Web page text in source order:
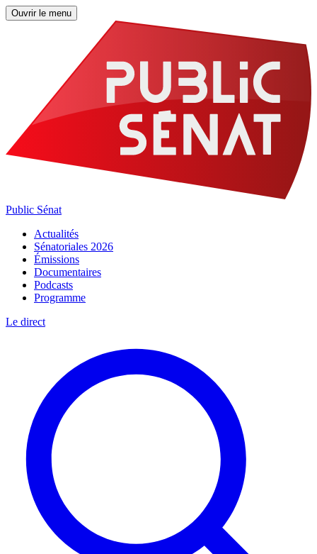
Ouvrir le menu
Public Sénat
Actualités
Sénatoriales 2026
Émissions
Documentaires
Podcasts
Programme
Le direct